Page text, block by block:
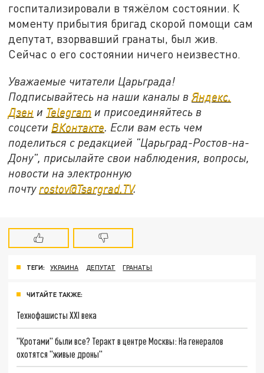
госпитализировали в тяжёлом состоянии. К
моменту прибытия бригад скорой помощи сам
депутат, взорвавший гранаты, был жив.
Сейчас о его состоянии ничего неизвестно.
Уважаемые читатели Царьграда!
Подписывайтесь на наши каналы в Яндекс.
Дзен и Telegram и присоединяйтесь в
соцсети ВКонтакте . Если вам есть чем
поделиться с редакцией "Царьград-Ростов-на-
Дону", присылайте свои наблюдения, вопросы,
новости на электронную
почту rostov@Tsargrad.ТV.
ТЕГИ: УКРАИНА ДЕПУТАТ ГРАНАТЫ
ЧИТАЙТЕ ТАКЖЕ:
Технофашисты XXI века
"Кротами" были все? Теракт в центре Москвы: На генералов
охотятся "живые дроны"